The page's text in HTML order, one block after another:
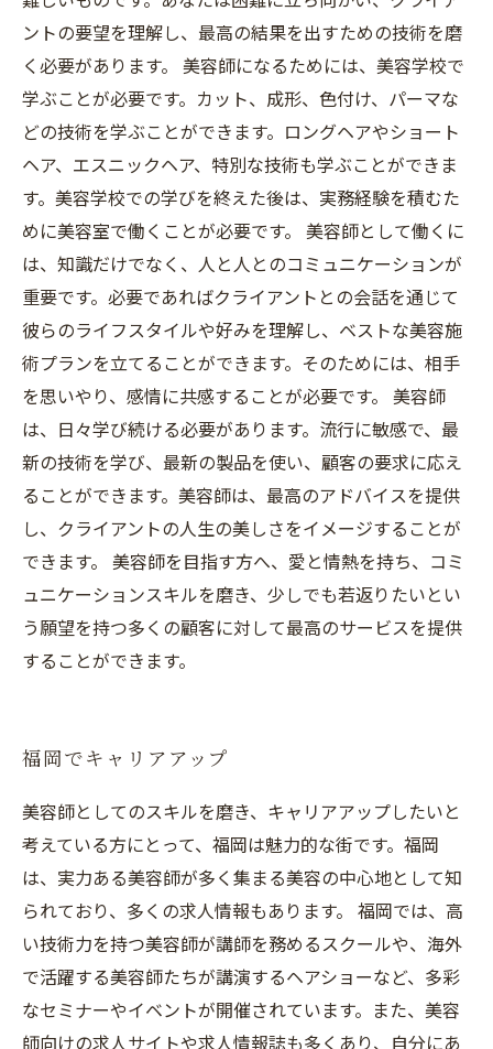
ントの要望を理解し、最高の結果を出すための技術を磨
く必要があります。 美容師になるためには、美容学校で
学ぶことが必要です。カット、成形、色付け、パーマな
どの技術を学ぶことができます。ロングヘアやショート
ヘア、エスニックヘア、特別な技術も学ぶことができま
す。美容学校での学びを終えた後は、実務経験を積むた
めに美容室で働くことが必要です。 美容師として働くに
は、知識だけでなく、人と人とのコミュニケーションが
重要です。必要であればクライアントとの会話を通じて
彼らのライフスタイルや好みを理解し、ベストな美容施
術プランを立てることができます。そのためには、相手
を思いやり、感情に共感することが必要です。 美容師
は、日々学び続ける必要があります。流行に敏感で、最
新の技術を学び、最新の製品を使い、顧客の要求に応え
ることができます。美容師は、最高のアドバイスを提供
し、クライアントの人生の美しさをイメージすることが
できます。 美容師を目指す方へ、愛と情熱を持ち、コミ
ュニケーションスキルを磨き、少しでも若返りたいとい
う願望を持つ多くの顧客に対して最高のサービスを提供
することができます。
福岡でキャリアアップ
美容師としてのスキルを磨き、キャリアアップしたいと
考えている方にとって、福岡は魅力的な街です。福岡
は、実力ある美容師が多く集まる美容の中心地として知
られており、多くの求人情報もあります。 福岡では、高
い技術力を持つ美容師が講師を務めるスクールや、海外
で活躍する美容師たちが講演するヘアショーなど、多彩
なセミナーやイベントが開催されています。また、美容
師向けの求人サイトや求人情報誌も多くあり、自分にあ